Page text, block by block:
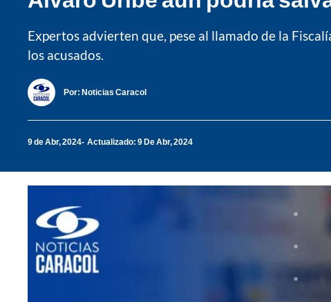
Expertos advierten que, pese al llamado de la
los acusados.
Por: Noticias Caracol
9 de Abr, 2024 Actualizado: 9 De Abr, 2024